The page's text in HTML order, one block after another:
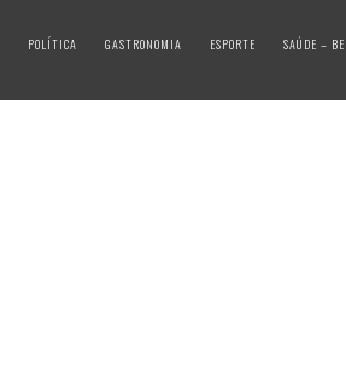
POLÍTICA GASTRONOMIA ESPORTE SAÚDE –